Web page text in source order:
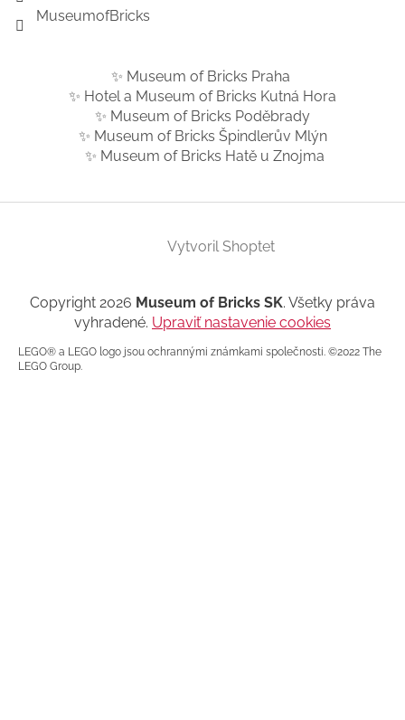
MuseumofBricks
✨ Museum of Bricks Praha
✨ Hotel a Museum of Bricks Kutná Hora
✨ Museum of Bricks Poděbrady
✨ Museum of Bricks Špindlerův Mlýn
✨ Museum of Bricks Hatě u Znojma
Vytvoril Shoptet
Copyright 2026 Museum of Bricks SK. Všetky práva
vyhradené. Upraviť nastavenie cookies
LEGO® a LEGO logo jsou ochrannými známkami společnosti. ©2022 The
LEGO Group.